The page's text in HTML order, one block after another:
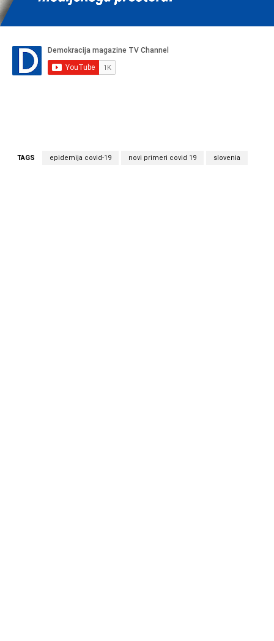
TAGS epidemija covid-19 novi primeri covid 19 slovenia